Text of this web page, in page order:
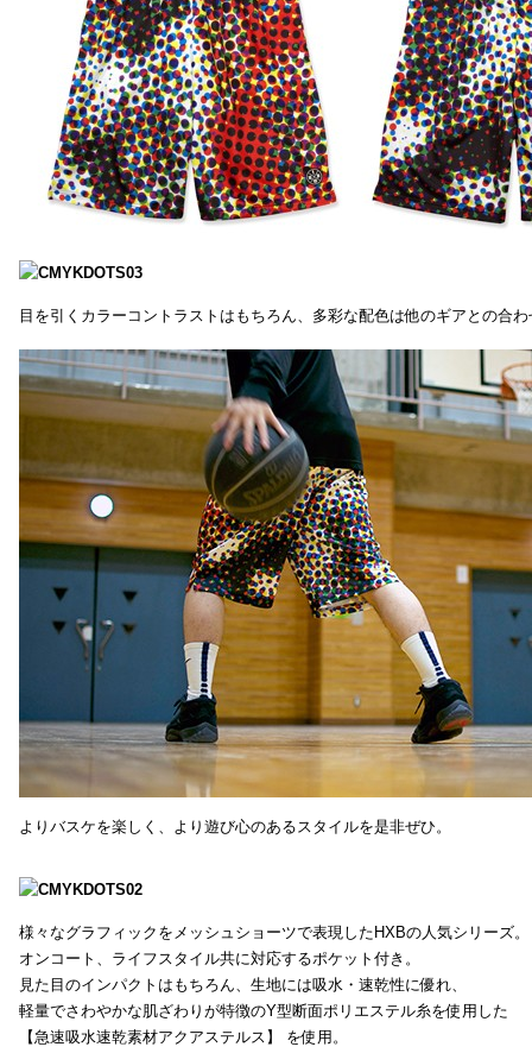
目を引くカラーコントラストはもちろん、多彩な配色は他のギアとの合
よりバスケを楽しく、より遊び心のあるスタイルを是非ぜひ。
様々なグラフィックをメッシュショーツで表現したHXBの人気シリーズ。
オンコート、ライフスタイル共に対応するポケット付き。
見た目のインパクトはもちろん、生地には吸水・速乾性に優れ、
軽量でさわやかな肌ざわりが特徴のY型断面ポリエステル糸を使用した
【急速吸水速乾素材アクアステルス】 を使用。